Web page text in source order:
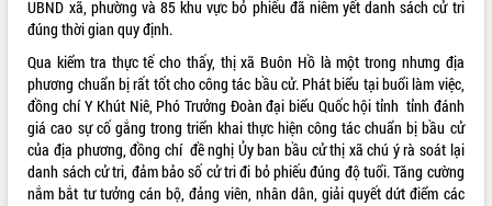
Ngành cá ngừ Đắk Lắk chủ động thích
ứng để giữ vững thị trường xuất khẩu
Diễn đàn Kinh tế tư nhân Việt Nam đột
phá cơ chế - Hợp tác công tư
Đề án 06 tạo bước ngoặt đột phá trong
cải cách hành chính tỉnh Đắk Lắk
Kết nối tour, đẩy mạnh chuyển đổi số
để phát triển du lịch Đắk Lắk
UBND xã, phường và 85 khu vực bỏ phiếu đã niêm yết danh sách cử tri
đúng thời gian quy định.
Qua kiểm tra thực tế cho thấy, thị xã Buôn Hồ là một trong nhưng địa
phương chuẩn bị rất tốt cho công tác bầu cử. Phát biểu tại buổi làm việc,
đồng chí Y Khút Niê, Phó Trưởng Đoàn đại biểu Quốc hội tỉnh tỉnh đánh
giá cao sự cố gắng trong triển khai thực hiện công tác chuẩn bị bầu cử
của địa phương, đồng chí đề nghị Ủy ban bầu cử thị xã chú ý rà soát lại
danh sách cử tri, đảm bảo số cử tri đi bỏ phiếu đúng độ tuổi. Tăng cường
nắm bắt tư tưởng cán bộ, đảng viên, nhân dân, giải quyết dứt điểm các